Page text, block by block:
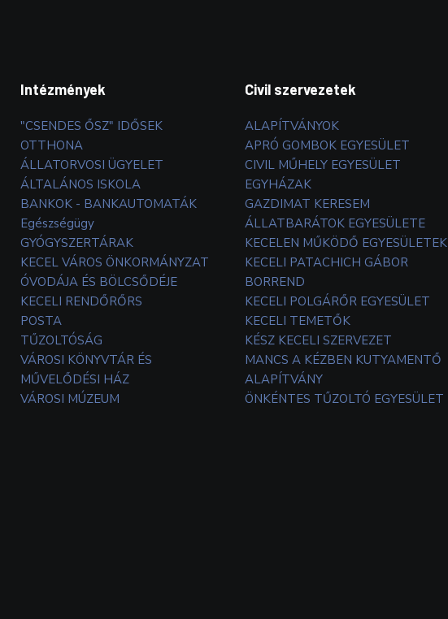
Intézmények
"CSENDES ŐSZ" IDŐSEK
OTTHONA
ÁLLATORVOSI ÜGYELET
ÁLTALÁNOS ISKOLA
BANKOK - BANKAUTOMATÁK
Egészségügy
GYÓGYSZERTÁRAK
KECEL VÁROS ÖNKORMÁNYZAT
ÓVODÁJA ÉS BÖLCSŐDÉJE
KECELI RENDŐRŐRS
POSTA
TŰZOLTÓSÁG
VÁROSI KÖNYVTÁR ÉS
MŰVELŐDÉSI HÁZ
VÁROSI MÚZEUM
Civil szervezetek
ALAPÍTVÁNYOK
APRÓ GOMBOK EGYESÜLET
CIVIL MŰHELY EGYESÜLET
EGYHÁZAK
GAZDIMAT KERESEM
ÁLLATBARÁTOK EGYESÜLETE
KECELEN MŰKÖDŐ EGYESÜLETEK
KECELI PATACHICH GÁBOR
BORREND
KECELI POLGÁRŐR EGYESÜLET
KECELI TEMETŐK
KÉSZ KECELI SZERVEZET
MANCS A KÉZBEN KUTYAMENTŐ
ALAPÍTVÁNY
ÖNKÉNTES TŰZOLTÓ EGYESÜLET